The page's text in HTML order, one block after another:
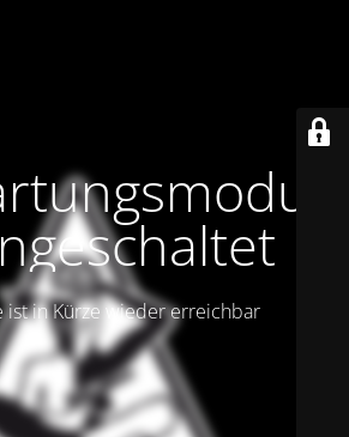
ist in Kürze wieder erreichbar